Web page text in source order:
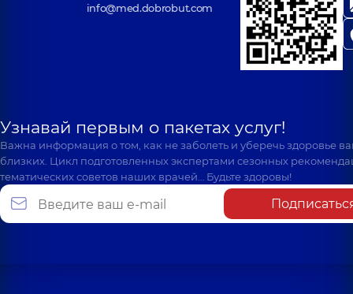
info@med.dobrobut.com
Узнавай первым о пакетах услуг!
Важна информация о том, как не заболеть и уберечь здоровье
близких. Цикл подготовленных экспертами сезонных
тематических советов наших врачей… Будьте здоровы!